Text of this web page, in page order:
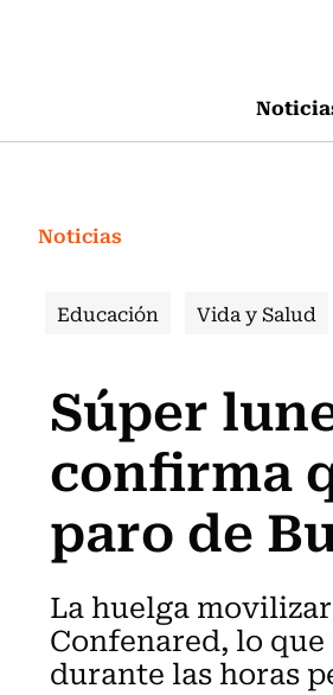
Noticias
Educación Vida y Salud
Súper
confirma
paro de
La huelga
Confenared, lo
durante las horas